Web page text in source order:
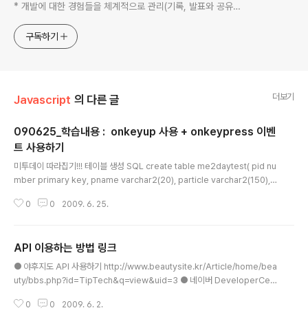
* 개발에 대한 경험들을 체계적으로 관리(기록, 발표와 공유)
누구나 들려봤을법한 그런 개발관련 파워블로거 를 목표로 블
로그를 재편하려고 하는 중
구독하기
Javascript 의 다른 글 더보기
090625_학습내용 : onkeyup 사용 + onkeypress 이벤
트 사용하기
미투데이 따라집기!!! 테이블 생성 SQL create table me2daytest( pid nu
mber primary key, pname varchar2(20), particle varchar2(150), p
은 글올리기 클릭하면 됨!! 여러분은 낙장불입의 세계에 한발 들어섰습니다. 이
e=""; private String pwdate=""; public DataBean(){} pub..
0 0 2009. 6. 25.
API 이용하는 방법 링크
● 야후지도 API 사용하기 http://www.beautysite.kr/Article/home/bea
uty/bbs.php?id=TipTech&q=view&uid=3 ● 네이버 DeveloperCent
오픈API 사용하기 - 구글맵 시작 http://adeveloper.tistory.com/tag/go
0 0 2009. 6. 2.